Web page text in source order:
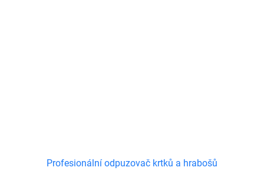
Profesionální odpuzovač krtků a hrabošů